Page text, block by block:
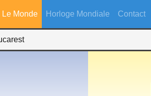
Le Monde Horloge Mondiale Contact